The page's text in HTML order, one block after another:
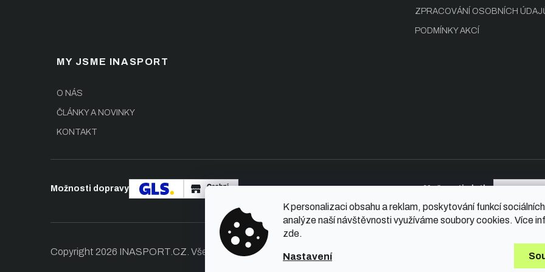
K personalizaci obsahu a reklam, poskytování funkcí
analýze naší návštěvnosti využíváme soubory cookies. Více
zde.
Nastavení
ZPRACOVÁNÍ OSOBNÍCH
PODMÍNKY AKCÍ
MY JSME INASPORT
O NÁS
ČLÁNKY A NOVINKY
KONTAKT
Možnosti dopravy Možnosti platby
Vytvořil
Copyright 2026 INASPORT.CZ . Všechna práva vyhrazena.